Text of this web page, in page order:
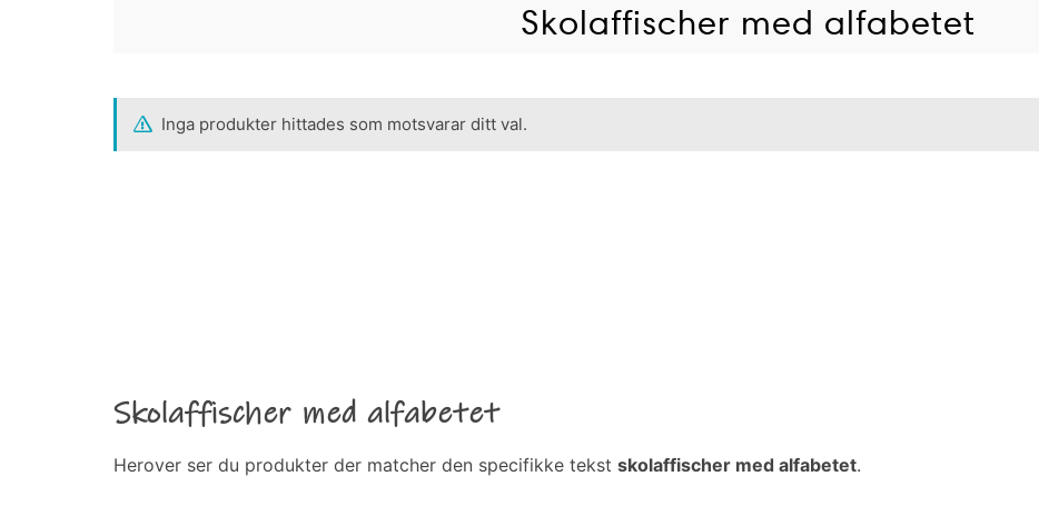
Skolaffischer med alfabetet
Inga produkter hittades som motsvarar ditt val.
Skolaffischer med alfabetet
Herover ser du produkter der matcher den specifikke tekst skolaffischer med alfabetet.